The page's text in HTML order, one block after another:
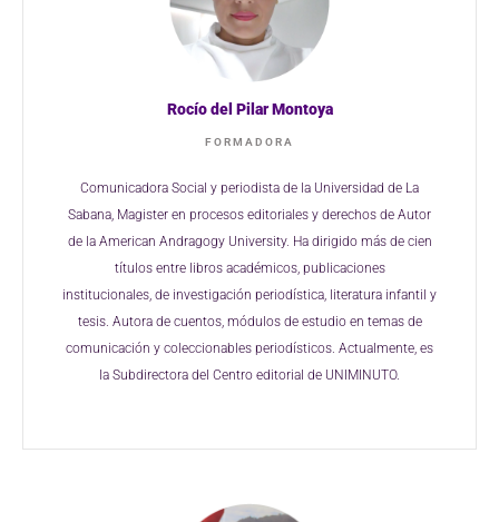
Rocío del Pilar Montoya​
FORMADORA
Comunicadora Social y periodista de la Universidad de La
Sabana, Magister en procesos editoriales y derechos de Autor
de la American Andragogy University. Ha dirigido más de cien
títulos entre libros académicos, publicaciones
institucionales, de investigación periodística, literatura infantil y
tesis. Autora de cuentos, módulos de estudio en temas de
comunicación y coleccionables periodísticos. Actualmente, es
la Subdirectora del Centro editorial de UNIMINUTO.